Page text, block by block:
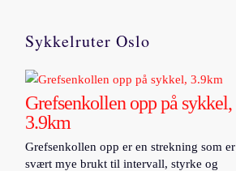
Sykkelruter Oslo
Grefsenkollen opp på sykkel,
3.9km
Grefsenkollen opp er en strekning som er
svært mye brukt til intervall, styrke og